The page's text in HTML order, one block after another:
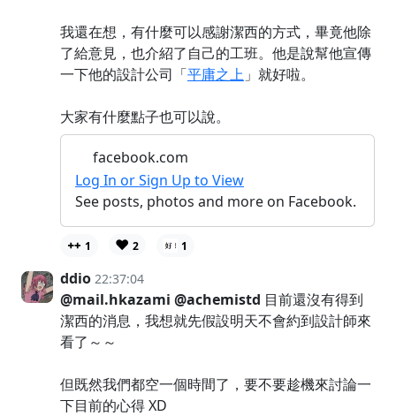
我還在想，有什麼可以感謝潔西的方式，畢竟他除
了給意見，也介紹了自己的工班。他是說幫他宣傳
一下他的設計公司「平庸之上 」就好啦。
大家有什麼點子也可以說。
facebook.com
Log In or Sign Up to View
See posts, photos and more on Facebook.
1 ❤️ 2 1
ddio 22:37:04
@mail.hkazami @achemistd 目前還沒有得到
潔西的消息，我想就先假設明天不會約到設計師來
看了～～
但既然我們都空一個時間了，要不要趁機來討論一
下目前的心得 XD